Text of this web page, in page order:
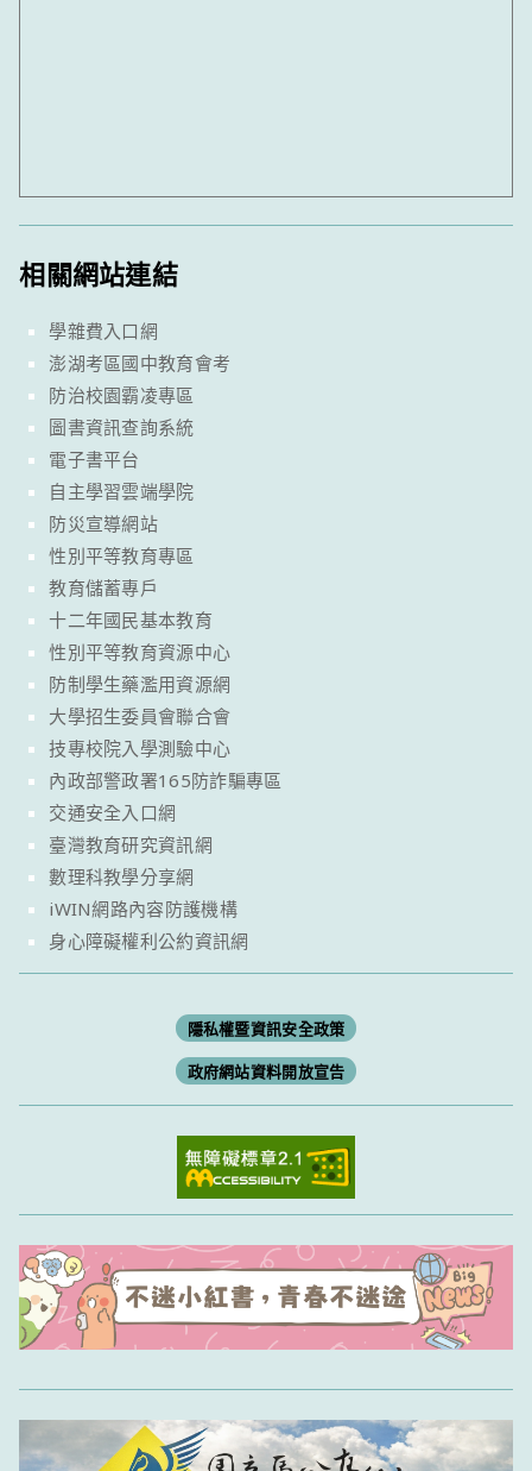
相關網站連結
學雜費入口網
澎湖考區國中教育會考
防治校園霸凌專區
圖書資訊查詢系統
電子書平台
自主學習雲端學院
防災宣導網站
性別平等教育專區
教育儲蓄專戶
十二年國民基本教育
性別平等教育資源中心
防制學生藥濫用資源網
大學招生委員會聯合會
技專校院入學測驗中心
內政部警政署165防詐騙專區
交通安全入口網
臺灣教育研究資訊網
數理科教學分享網
iWIN網路內容防護機構
身心障礙權利公約資訊網
隱私權暨資訊安全政策
政府網站資料開放宣告